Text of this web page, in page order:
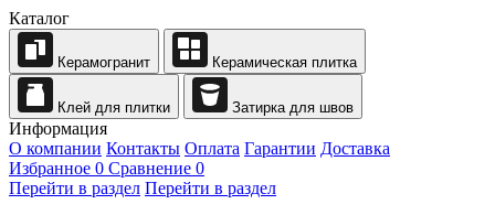
Каталог
Керамогранит Керамическая плитка
Клей для плитки Затирка для швов
Информация
О компании Контакты Оплата Гарантии Доставка
Избранное 0 Сравнение 0
Перейти в раздел Перейти в раздел